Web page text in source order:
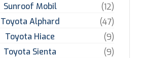
Sunroof Mobil
(12)
Toyota Alphard
(47)
Toyota Hiace
(9)
Toyota Sienta
(9)